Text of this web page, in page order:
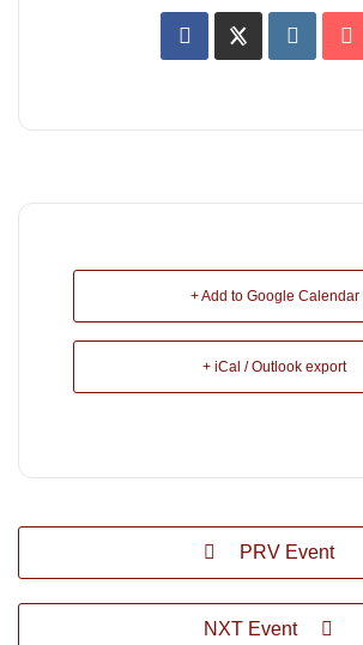
+ Add to Google Calendar
+ iCal / Outlook export
PRV Event
NXT Event